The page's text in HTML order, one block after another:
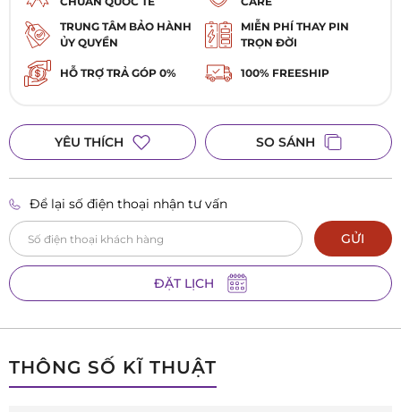
TRUNG TÂM BẢO HÀNH
ỦY QUYỀN
MIỄN PHÍ THAY PIN
TRỌN ĐỜI
HỖ TRỢ TRẢ GÓP 0% 100% FREESHIP
YÊU THÍCH SO SÁNH
Để lại số điện thoại nhận tư vấn
GỬI
ĐẶT LỊCH
THÔNG SỐ KĨ THUẬT